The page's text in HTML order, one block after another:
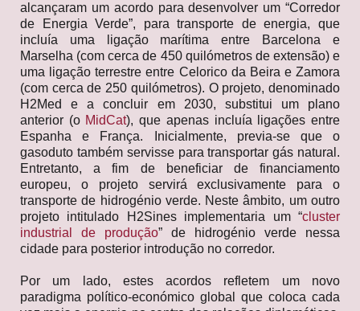
alcançaram um acordo para desenvolver um “Corredor
de Energia Verde”, para transporte de energia, que
incluía uma ligação marítima entre Barcelona e
Marselha (com cerca de 450 quilómetros de extensão) e
uma ligação terrestre entre Celorico da Beira e Zamora
(com cerca de 250 quilómetros). O projeto, denominado
H2Med e a concluir em 2030, substitui um plano
anterior (o MidCat), que apenas incluía ligações entre
Espanha e França. Inicialmente, previa-se que o
gasoduto também servisse para transportar gás natural.
Entretanto, a fim de beneficiar de financiamento
europeu, o projeto servirá exclusivamente para o
transporte de hidrogénio verde. Neste âmbito, um outro
projeto intitulado H2Sines implementaria um “cluster
industrial de produção” de hidrogénio verde nessa
cidade para posterior introdução no corredor.
Por um lado, estes acordos refletem um novo
paradigma político-económico global que coloca cada